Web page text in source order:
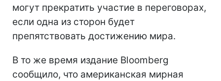
могут прекратить участие в переговорах,
если одна из сторон будет
препятствовать достижению мира.
В то же время издание Bloomberg
сообщило, что американская мирная